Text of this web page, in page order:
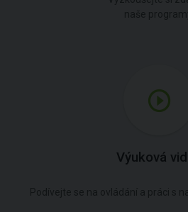
Výuková